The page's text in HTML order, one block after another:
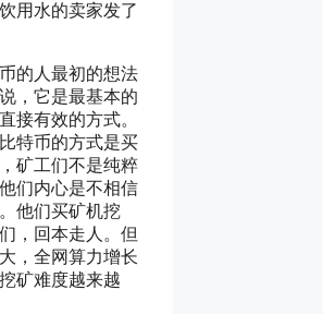
用水的卖家发了
的人最初的想法
，它是最基本的
接有效的方式。
特币的方式是买
矿工们不是纯粹
们内心是不相信
他们买矿机挖
，回本走人。但
，全网算力增长
矿难度越来越